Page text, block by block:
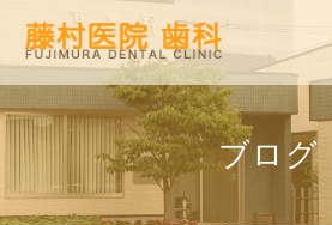
ブログ